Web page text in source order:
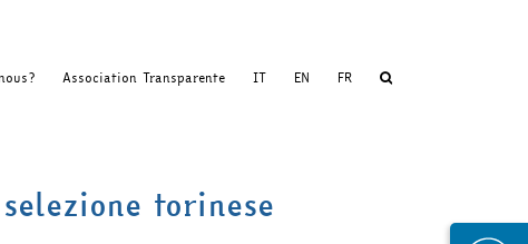
Association Transparente IT EN FR
torinese